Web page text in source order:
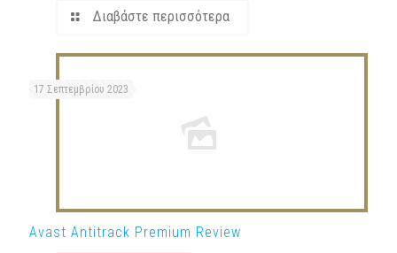
Διαβάστε περισσότερα
17 Σεπτεμβρίου 2023
Avast Antitrack Premium Review